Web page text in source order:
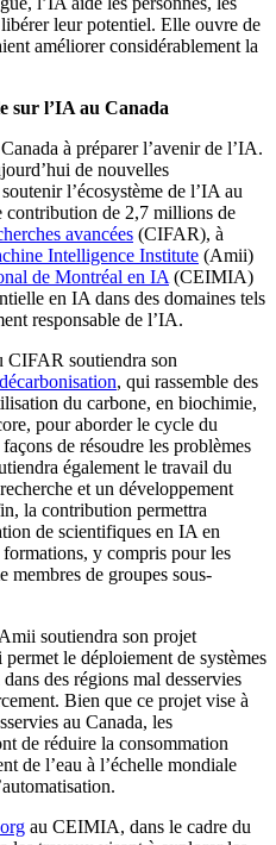
leur potentiel. Elle ouvre de
améliorer considérablement la
sur l’IA au Canada
à préparer l’avenir de l’IA.
de nouvelles
l’écosystème de l’IA au
contribution de 2,7 millions de
avancées (CIFAR), à
Intelligence Institute (Amii)
de Montréal en IA (CEIMIA)
en IA dans des domaines tels
responsable de l’IA.
CIFAR soutiendra son
, qui rassemble des
du carbone, en biochimie,
pour aborder le cycle du
de résoudre les problèmes
également le travail du
et un développement
la contribution permettra
de scientifiques en IA en
formations, y compris pour les
membres de groupes sous-
soutiendra son projet
permet le déploiement de systèmes
des régions mal desservies
Bien que ce projet vise à
au Canada, les
de réduire la consommation
de l’eau à l’échelle mondiale
au CEIMIA, dans le cadre du